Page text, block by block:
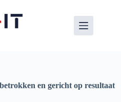
en gericht op resultaat